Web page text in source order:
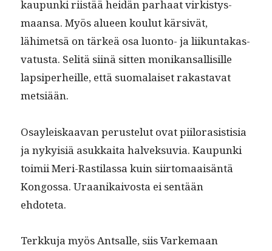
kaupun­ki riistää hei­dän parhaat virk­istys­
maansa. Myös alueen koulut kär­sivät,
lähimet­sä on tärkeä osa luon­to- ja liikun­takas­
va­tus­ta. Selitä siinä sit­ten monikansal­lisille
lap­siper­heille, että suo­ma­laiset rakas­ta­vat
metsiään.
Osayleiskaa­van peruste­lut ovat piilo­rasis­tisia
ja nyky­isiä asukkai­ta halvek­su­via. Kaupun­ki
toimii Meri-Rasti­las­sa kuin siir­tomaaisän­tä
Kon­gos­sa. Uraanikaivos­ta ei sen­tään
ehdoteta.
Terkku­ja myös Antsalle, siis Varke­maan